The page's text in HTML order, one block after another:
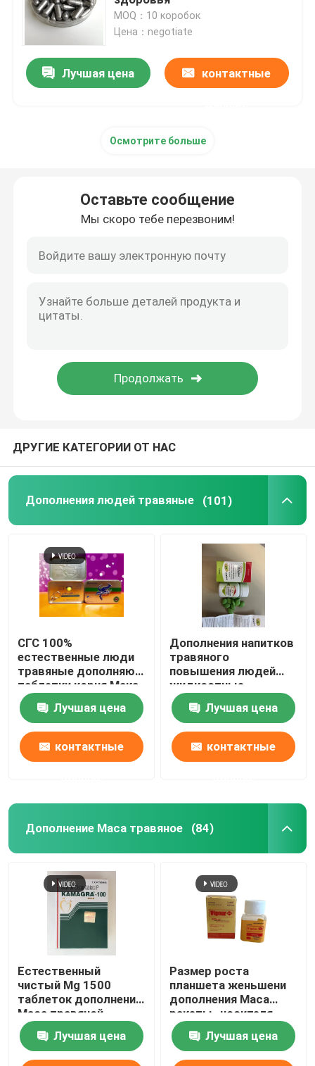
Дополнения женщин травяные
Дополнение груди травяное
Женское повышение Gummies
Коллаген забеливая капсулу
Витамин Gummies биотина
Дополнение предохранения от печени
MOQ：10 коробок
Цена：negotiate
Лучшая цена контактные
Осмотрите больше
Оставьте сообщение
Мы скоро тебе перезвоним!
ДРУГИЕ КАТЕГОРИИ ОТ НАС
Дополнения людей травяные (101)
СГС 100%
естественные люди
травяные дополняют
таблетки корня Мака
для здоровья
человекаЛучшая цена
контактные
Дополнения напитков
травяного
повышения людей
жидкостные
поддерживают
твердую сталь
энергии
Лучшая цена
контактные
Дополнение Maca травяное (84)
Естественный
чистый Mg 1500
таблеток дополнения
Maca травяной
Лучшая цена
Размер роста
планшета женьшени
дополнения Maca
ракеты -носителя
энергии травяной
Лучшая цена